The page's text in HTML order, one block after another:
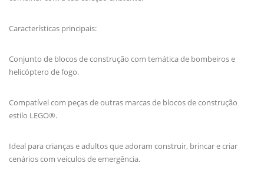
Características principais:
Conjunto de blocos de construção com temática de bombeiros e
helicóptero de fogo.
Compatível com peças de outras marcas de blocos de construção
estilo LEGO®.
Ideal para crianças e adultos que adoram construir, brincar e criar
cenários com veículos de emergência.